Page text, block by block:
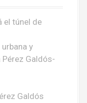
el túnel de
y
Galdós-
Galdós